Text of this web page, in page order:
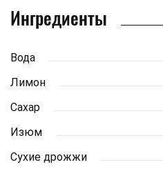
Ингредиенты
Вода
Лимон
Сахар
Изюм
Сухие дрожжи